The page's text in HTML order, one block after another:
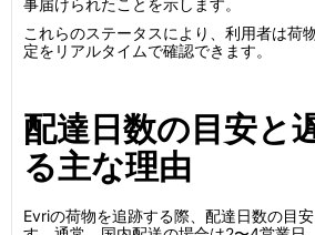
事届けられたことを示します。
これらのステータスにより、利用者は荷
定をリアルタイムで確認できます。
配達日数の目安と
る主な理由
Evriの荷物を追跡する際、配達日数の目